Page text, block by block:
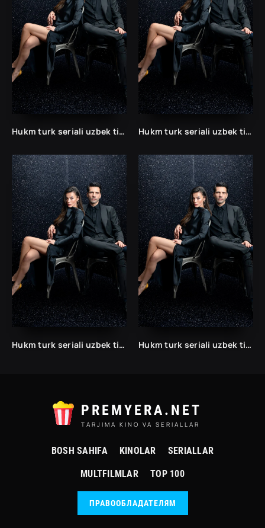
Hukm turk seriali uzbek tilida /Хукм турк сериали ўзбек тилида/ 203. 204. 205. 206. 207. 208. 209. 210. 211. 212. 213. 214. 215 barcha qismlari. Hukm turk seriali uzbek tilida /Хукм турк сериали ўзбек тилида/ 203. 204. 205. 206. 207. 208. 209. 210. 211. 212. 213. 214. 215 barcha qismlari.
Hukm turk seriali uzbek tilida /Хукм турк сериали ўзбек тилида/ 203. 204. 205. 206. 207. 208. 209. 210. 211. 212. 213. 214. 215 barcha qismlari. Hukm turk seriali uzbek tilida /Хукм турк сериали ўзбек тилида/ 203. 204. 205. 206. 207. 208. 209. 210. 211. 212. 213. 214. 215 barcha qismlari.
PREMYERA.NET
TARJIMA KINO VA SERIALLAR
BOSH SAHIFA KINOLAR SERIALLAR
MULTFILMLAR TOP 100
ПРАВООБЛАДАТЕЛЯМ